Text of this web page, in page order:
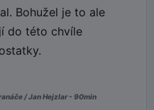
Bohužel je to ale
do této chvíle
/ Jan Hejzlar - 90min